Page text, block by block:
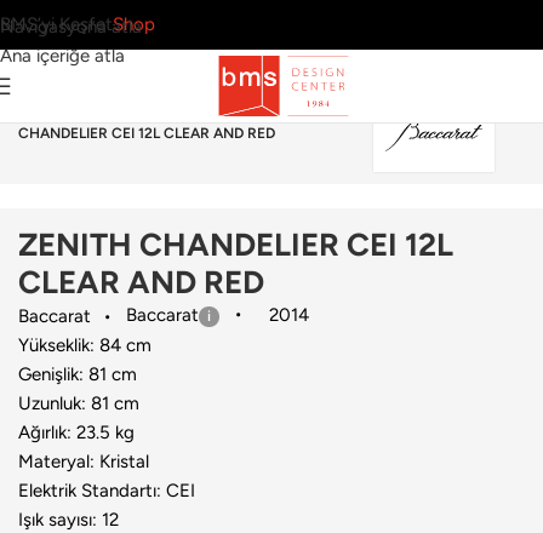
Navigasyona atla
Ana içeriğe atla
BMS’yi KeşfetShop
›Baccarat
ZENITH
CHANDELIER CEI 12L CLEAR AND RED
ZENITH CHANDELIER CEI 12L
CLEAR AND RED
Baccarat Baccarat
2014
Yükseklik: 84 cm
Genişlik: 81 cm
Uzunluk: 81 cm
Ağırlık: 23.5 kg
Materyal: Kristal
Elektrik Standartı: CEI
Işık sayısı: 12